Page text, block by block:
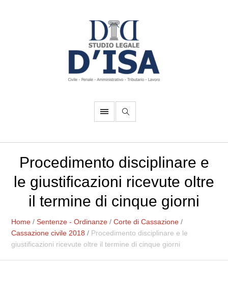
Procedimento disciplinare e
le giustificazioni ricevute oltre
il termine di cinque giorni
Home /Sentenze - Ordinanze /Corte di Cassazione /
Cassazione civile 2018 / Procedimento disciplinare e le
giustificazioni ricevute oltre il termine di cinque giorni